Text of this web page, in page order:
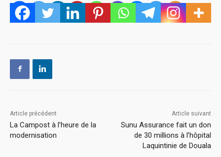
Article précédent
La Campost à l’heure de la
modernisation
Article suivant
Sunu Assurance fait un don
de 30 millions à l’hôpital
Laquintinie de Douala